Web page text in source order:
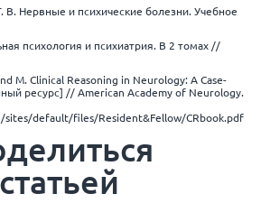
В. Нервные и психические болезни. Учебное
психология и психиатрия. В 2 томах //
M. Clinical Reasoning in Neurology: A Case-
ресурс] // American Academy of Neurology.
default/files/Resident&Fellow/CRbook.pdf
статьей